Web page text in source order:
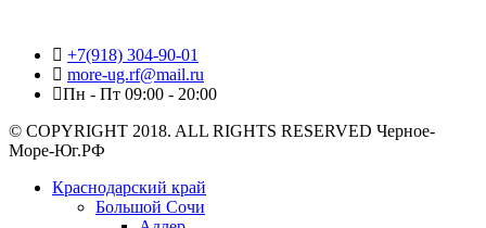
+7(918) 304-90-01
more-ug.rf@mail.ru
Пн - Пт 09:00 - 20:00
© COPYRIGHT 2018. ALL RIGHTS RESERVED Черное-
Море-Юг.РФ
Краснодарский край
Большой Сочи